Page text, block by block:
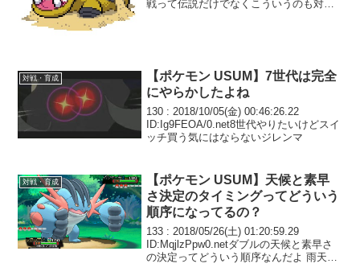
戦って伝説だけでなくこういうのも対策
対戦・育成
【ポケモン USUM】7世代は完全
にやらかしたよね
130 : 2018/10/05(金) 00:46:26.22
ID:Ig9FEOA/0.net8世代やりたいけどスイ
ッチ買う気にはならないジレンマ
対戦・育成
【ポケモン USUM】天候と素早
さ決定のタイミングってどういう
順序になってるの？
133 : 2018/05/26(土) 01:20:59.29
ID:MqjlzPpw0.netダブルの天候と素早さ
の決定ってどういう順序なんだよ 雨天時